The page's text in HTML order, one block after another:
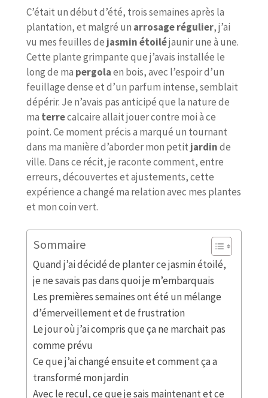
C’était un début d’été, trois semaines après la
plantation, et malgré un arrosage régulier, j’ai
vu mes feuilles de jasmin étoiléjaunir une à une.
Cette plante grimpante que j’avais installée le
long de ma pergolaen bois, avec l’espoir d’un
feuillage dense et d’un parfum intense, semblait
dépérir. Je n’avais pas anticipé que la nature de
ma terrecalcaire allait jouer contre moi à ce
point. Ce moment précis a marqué un tournant
dans ma manière d’aborder mon petit jardinde
ville. Dans ce récit, je raconte comment, entre
erreurs, découvertes et ajustements, cette
expérience a changé ma relation avec mes plantes
et mon coin vert.
Sommaire
Quand j’ai décidé de planter ce jasmin étoilé,
je ne savais pas dans quoi je m’embarquais
Les premières semaines ont été un mélange
d’émerveillement et de frustration
Le jour où j’ai compris que ça ne marchait pas
comme prévu
Ce que j’ai changé ensuite et comment ça a
transformé mon jardin
Avec le recul, ce que je sais maintenant et ce